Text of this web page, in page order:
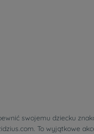
swojemu dziecku
To wyjątkowe